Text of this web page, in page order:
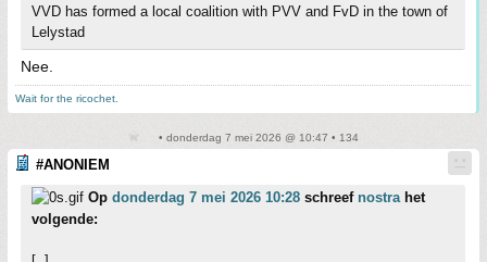
VVD has formed a local coalition with PVV and FvD in the town of
Lelystad
Nee.
Wait for the ricochet.
• donderdag 7 mei 2026 @ 10:47 • 134
#ANONIEM
Op donderdag 7 mei 2026 10:28 schreef nostrahet
volgende: